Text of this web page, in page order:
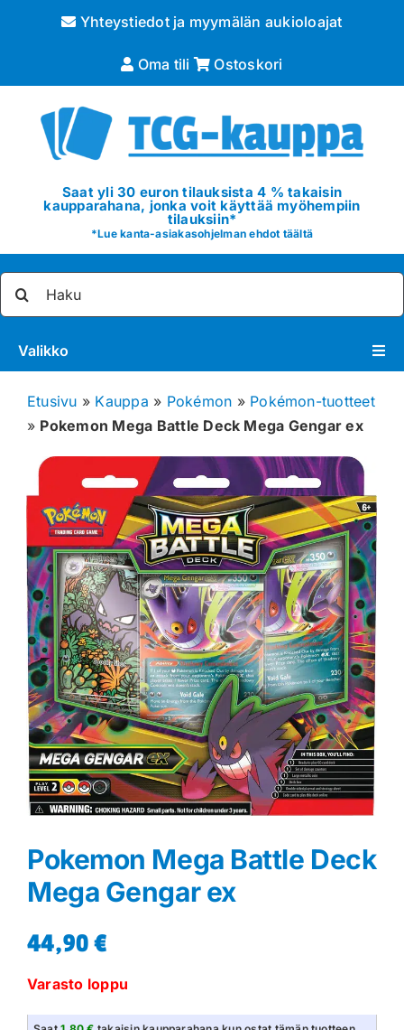
Yhteystiedot ja myymälän aukioloajat
Oma tili Ostoskori
Saat yli 30 euron tilauksista 4 % takaisin
kaupparahana, jonka voit käyttää myöhempiin
tilauksiin*
*Lue kanta-asiakasohjelman ehdot täältä
Valikko
Pokémon
Muut keräilykortit
Tarvikkeet
Blind Boksit
Ennakot
Greidatut kortit
Irtokortit
Rip & Ship
Greidauspalvelu
Etusivu » Kauppa » Pokémon » Pokémon-tuotteet
» Pokemon Mega Battle Deck Mega Gengar ex
Pokemon Mega Battle Deck
Mega Gengar ex
44,90€
Varasto loppu